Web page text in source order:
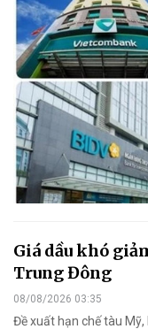
Giá dầu khó
Trung Đông
08/08/2026 03:35
Đề xuất hạn chế tàu